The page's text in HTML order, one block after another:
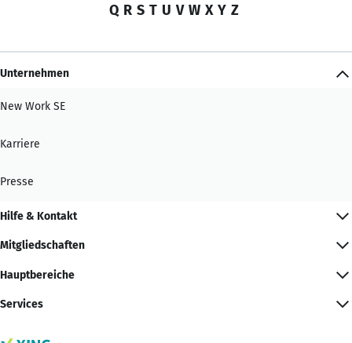
Q R S T U V W X Y Z
Unternehmen
New Work SE
Karriere
Presse
Hilfe & Kontakt
Mitgliedschaften
Hauptbereiche
Services